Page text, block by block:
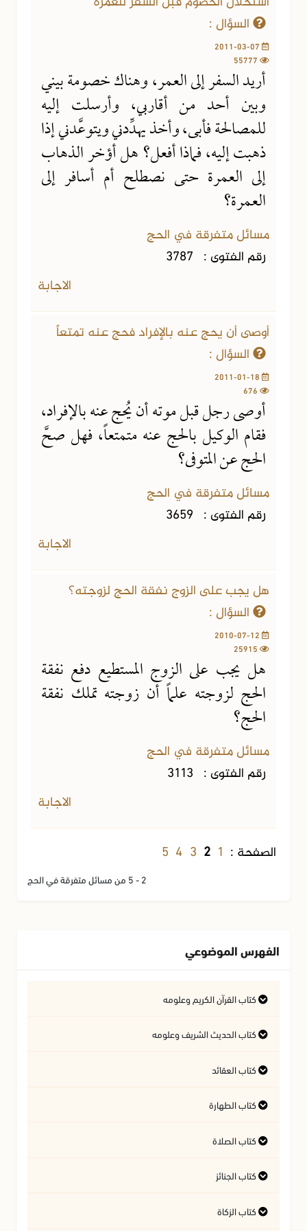
السؤال :
أريد السفر إلى العمر، وهناك خصومة بيني
وبين أحد من أقاربي، وأرسلت إليه
للمصالحة فأبى، وأخذ يهدِّدني ويتوعَّدني إذا
ذهبت إليه، فماذا أفعل؟ هل أؤخر الذهاب
إلى العمرة حتى نصطلح أم أسافر إلى
العمرة؟
مسائل متفرقة في الحج
رقم الفتوى : 3787
الاجابة
أوصى أن يحج عنه بالإفراد فحج عنه تمتعاً
السؤال :
أوصى رجل قبل موته أن يُحج عنه بالإفراد،
فقام الوكيل بالحج عنه متمتعاً، فهل صحَّ
الحج عن المتوفى؟
مسائل متفرقة في الحج
رقم الفتوى : 3659
الاجابة
هل يجب على الزوج نفقة الحج لزوجته؟
السؤال :
هل يجب على الزوج المستطيع دفع نفقة
الحج لزوجته علماً أن زوجته تملك نفقة
الحج؟
مسائل متفرقة في الحج
رقم الفتوى : 3113
الاجابة
الصفحة : 1
2
3
4
5
2 - 5 من مسائل متفرقة في الحج
الفهرس الموضوعي
كتاب القرآن الكريم وعلومه
التفسير وعلوم القرآن
فتاوى متعلقة بالقرآن الكريم
آداب تلاوة القرآن الكريم
كتاب الحديث الشريف وعلومه
فتاوى متعلقة بالحديث الشريف
أسئلة في السيرة النبوية
كتاب العقائد
المسائل المتعلقة بالعقيدة
كتاب الطهارة
أحكام المياه
النجاسات وأحكامها
آداب قضاء الحاجة
كتاب الصلاة
أهمية الصلاة
الأذان والإقامة
كتاب الجنائز
أحكام الجنائز
كتاب الزكاة